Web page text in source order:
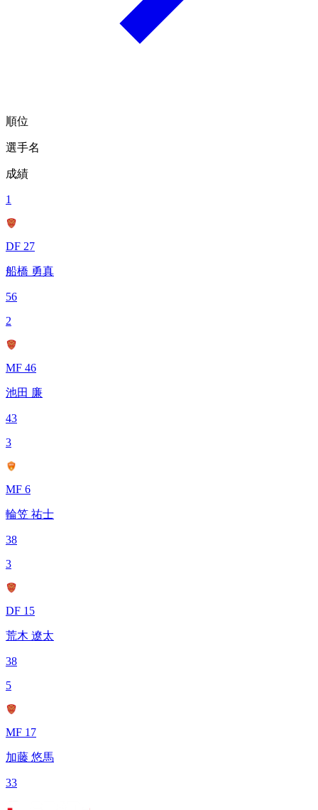
順位
選手名
成績
1
DF 27
船橋 勇真
56
2
MF 46
池田 廉
43
3
MF 6
輪笠 祐士
38
3
DF 15
荒木 遼太
38
5
MF 17
加藤 悠馬
33